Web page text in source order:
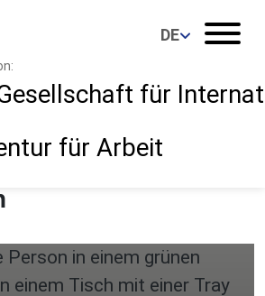
DE
Pflegekraft aus